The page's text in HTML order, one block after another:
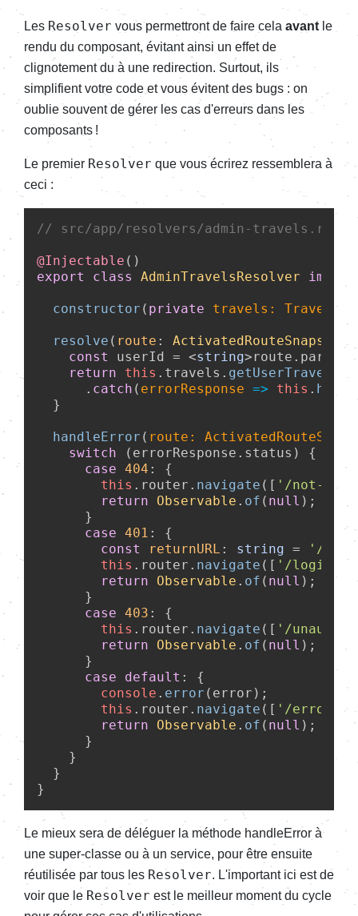
Les Resolver vous permettront de faire cela avant le
rendu du composant, évitant ainsi un effet de
clignotement du à une redirection. Surtout, ils
simplifient votre code et vous évitent des bugs : on
oublie souvent de gérer les cas d'erreurs dans les
composants !
Le premier Resolver que vous écrirez ressemblera à
ceci :
// src/app/resolvers/admin-
@Injectable
export
class AdminTravelsResolver
constructor ( private travels:
resolve ( route : ActivatedRouteSnapshot
const
userId = <string>route.
return
this . travels . getUserTravels
      .
catch ( errorResponse => this .
  }
handleError ( route:
switch (errorResponse. status ) {
case 404 : {
this . router . navigate ([ '/not-
return
Observable . of ( null );
      }
case 401 : {
const
returnURL : string = '/'
this . router . navigate ([ '/login'
return
Observable . of ( null );
      }
case 403 : {
this . router . navigate ([ '/
return
Observable . of ( null );
      }
case
default : {
console . error (error);
this . router . navigate ([ '/error'
return
Observable . of ( null );
      }
    }
  }
Le mieux sera de déléguer la méthode handleError à
une super-classe ou à un service, pour être ensuite
réutilisée par tous les Resolver. L'important ici est de
voir que le Resolver est le meilleur moment du cycle